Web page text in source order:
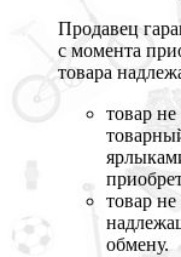
Продавец
с момента
товара
товар
товар
обмену.